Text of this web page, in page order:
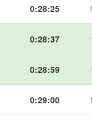
0:28:25
0:28:37
0:28:59
0:29:00